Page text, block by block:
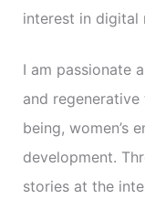
interest in digital
I am passionate
and
being, women’s
development.
stories at the